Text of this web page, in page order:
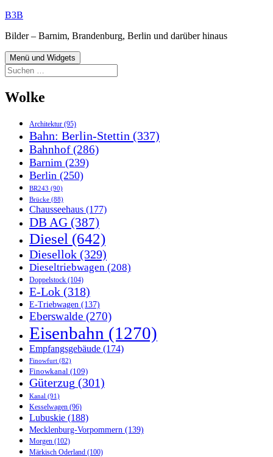
Zum
springen
B3B
Bilder – Barnim, Brandenburg, Berlin und darüber hinaus
Menü und Widgets
Suchen
nach:
Wolke
Architektur (95)
Bahn: Berlin-Stettin (337)
Bahnhof(286)
Barnim (239)
Berlin (250)
BR243 (90)
Brücke (88)
Chausseehaus (177)
DB AG (387)
Diesel (642)
Diesellok (329)
Dieseltriebwagen (208)
Doppelstock (104)
E-Lok (318)
E-Triebwagen (137)
Eberswalde (270)
Eisenbahn (1270)
Empfangsgebäude (174)
Finowfurt (82)
Finowkanal (109)
Güterzug (301)
Kanal (91)
Kesselwagen (96)
Lubuskie (188)
Mecklenburg-Vorpommern (139)
Morgen (102)
Märkisch Oderland (100)